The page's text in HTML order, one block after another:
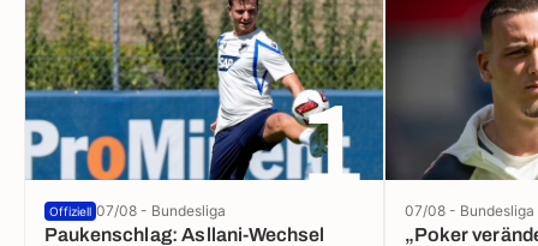
1
Paukenschlag: Asllani-Wechsel
Offiziell 07/08 - Bundesliga
„Poker
07/08 - Bundesliga